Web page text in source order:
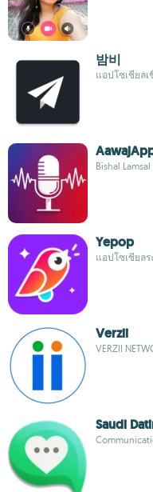
밤비
แอปโซเชียล
Bishal Lamsal
Yepop
แอปโซเชียล
Verzii
VERZII
Saudi